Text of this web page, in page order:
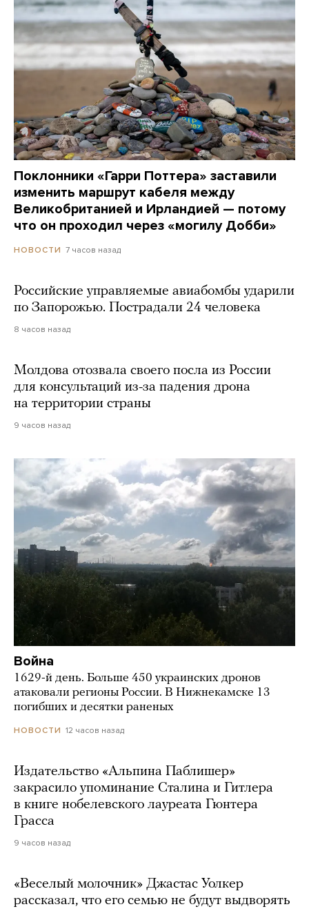
Поклонники «Гарри Поттера» заставили
изменить маршрут кабеля между
Великобританией и Ирландией — потому
что он проходил через «могилу Добби»
НОВОСТИ 7 часов назад
Российские управляемые авиабомбы ударили
по Запорожью. Пострадали 24 человека
8 часов назад
Молдова отозвала своего посла из России
для консультаций из-за падения дрона
на территории страны
9 часов назад
Война
1629-й день. Больше 450 украинских дронов
атаковали регионы России. В Нижнекамске 13
погибших и десятки раненых
НОВОСТИ 12 часов назад
Издательство «Альпина Паблишер»
закрасило упоминание Сталина и Гитлера
в книге нобелевского лауреата Гюнтера
Грасса
9 часов назад
«Веселый молочник» Джастас Уолкер
рассказал, что его семью не будут выдворять